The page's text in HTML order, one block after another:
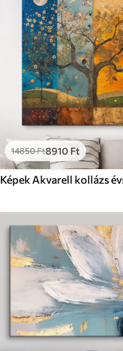
14850Ft8910 Ft
Képek Akvarell kollázs